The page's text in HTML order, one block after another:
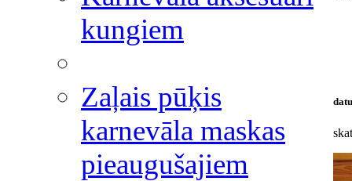
kungiem
Zaļais pūķis
karnevāla maskas
pieaugušajiem